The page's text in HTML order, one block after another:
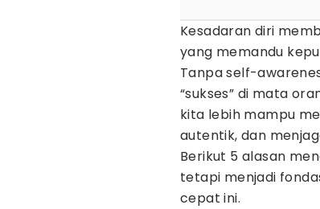
Kesadaran diri
yang memandu
Tanpa self-
“sukses” di mata
kita lebih mampu
autentik, dan
Berikut 5 alasan
tetapi menjadi
cepat ini.